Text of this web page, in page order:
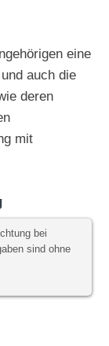
eine
auch die
deren
mit
bei
sind ohne